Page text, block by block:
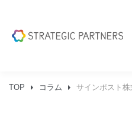
TOP コラム サインポスト